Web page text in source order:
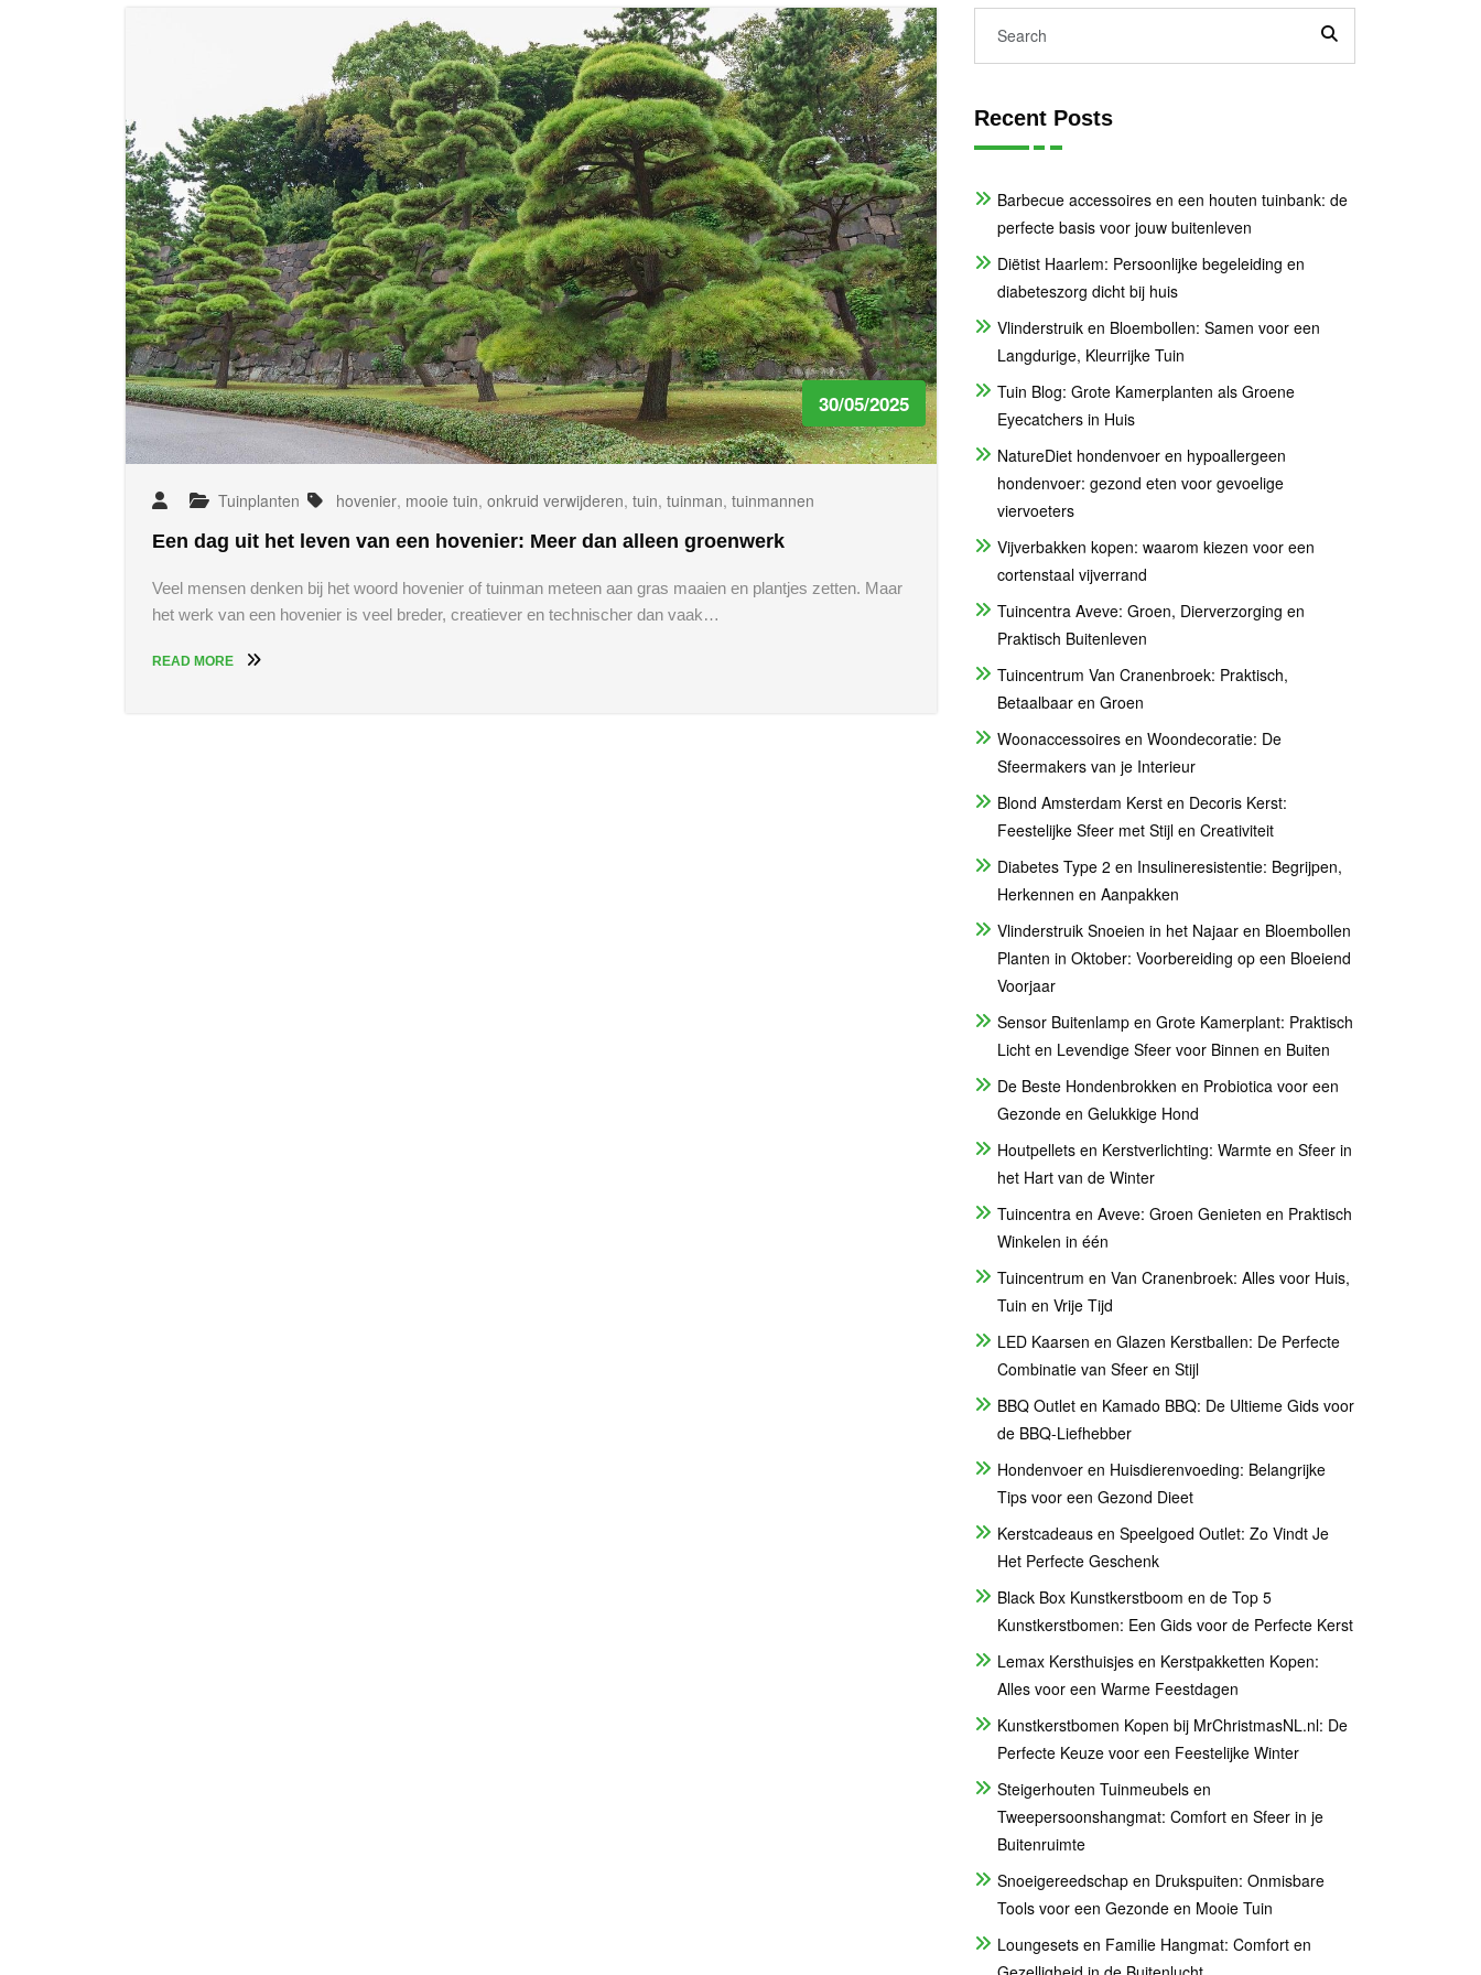
30/05/2025
Tuinplanten hovenier, mooie tuin, onkruid verwijderen, tuin, tuinman, tuinmannen
Een dag uit het leven van een hovenier: Meer dan alleen groenwerk
Veel mensen denken bij het woord hovenier of tuinman meteen aan gras maaien en plantjes zetten. Maar
het werk van een hovenier is veel breder, creatiever en technischer dan vaak…
READ MORE
Recent Posts
Barbecue accessoires en een houten tuinbank: de
perfecte basis voor jouw buitenleven
Diëtist Haarlem: Persoonlijke begeleiding en
diabeteszorg dicht bij huis
Vlinderstruik en Bloembollen: Samen voor een
Langdurige, Kleurrijke Tuin
Tuin Blog: Grote Kamerplanten als Groene
Eyecatchers in Huis
NatureDiet hondenvoer en hypoallergeen
hondenvoer: gezond eten voor gevoelige
viervoeters
Vijverbakken kopen: waarom kiezen voor een
cortenstaal vijverrand
Tuincentra Aveve: Groen, Dierverzorging en
Praktisch Buitenleven
Tuincentrum Van Cranenbroek: Praktisch,
Betaalbaar en Groen
Woonaccessoires en Woondecoratie: De
Sfeermakers van je Interieur
Blond Amsterdam Kerst en Decoris Kerst:
Feestelijke Sfeer met Stijl en Creativiteit
Diabetes Type 2 en Insulineresistentie: Begrijpen,
Herkennen en Aanpakken
Vlinderstruik Snoeien in het Najaar en Bloembollen
Planten in Oktober: Voorbereiding op een Bloeiend
Voorjaar
Sensor Buitenlamp en Grote Kamerplant: Praktisch
Licht en Levendige Sfeer voor Binnen en Buiten
De Beste Hondenbrokken en Probiotica voor een
Gezonde en Gelukkige Hond
Houtpellets en Kerstverlichting: Warmte en Sfeer in
het Hart van de Winter
Tuincentra en Aveve: Groen Genieten en Praktisch
Winkelen in één
Tuincentrum en Van Cranenbroek: Alles voor Huis,
Tuin en Vrije Tijd
LED Kaarsen en Glazen Kerstballen: De Perfecte
Combinatie van Sfeer en Stijl
BBQ Outlet en Kamado BBQ: De Ultieme Gids voor
de BBQ-Liefhebber
Hondenvoer en Huisdierenvoeding: Belangrijke
Tips voor een Gezond Dieet
Kerstcadeaus en Speelgoed Outlet: Zo Vindt Je
Het Perfecte Geschenk
Black Box Kunstkerstboom en de Top 5
Kunstkerstbomen: Een Gids voor de Perfecte Kerst
Lemax Kersthuisjes en Kerstpakketten Kopen:
Alles voor een Warme Feestdagen
Kunstkerstbomen Kopen bij MrChristmasNL.nl: De
Perfecte Keuze voor een Feestelijke Winter
Steigerhouten Tuinmeubels en
Tweepersoonshangmat: Comfort en Sfeer in je
Buitenruimte
Snoeigereedschap en Drukspuiten: Onmisbare
Tools voor een Gezonde en Mooie Tuin
Loungesets en Familie Hangmat: Comfort en